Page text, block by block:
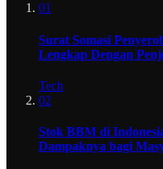
01
Surat Somasi
Lengkap Dengan
Tech
02
Stok BBM di
Dampaknya bagi